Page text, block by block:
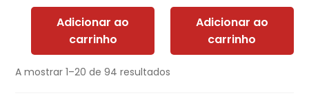
Adicionar ao
carrinho
Adicionar ao
carrinho
A mostrar 1–20 de 94 resultados